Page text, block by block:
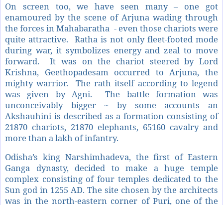
On screen too, we have seen many – one got
enamoured by the scene of Arjuna wading through
the forces in Mahabaratha - even those chariots were
quite attractive. Ratha is not only fleet-footed mode
during war, it symbolizes energy and zeal to move
forward. It was on the chariot steered by Lord
Krishna, Geethopadesam occurred to Arjuna, the
mighty warrior. The rath itself according to legend
was given by Agni. The battle formation was
unconceivably bigger ~ by some accounts an
Akshauhini is described as a formation consisting of
21870 chariots, 21870 elephants, 65160 cavalry and
more than a lakh of infantry.
Odisha’s king Narshimhadeva, the first of Eastern
Ganga dynasty, decided to make a huge temple
complex consisting of four temples dedicated to the
Sun god in 1255 AD. The site chosen by the architects
was in the north-eastern corner of Puri, one of the